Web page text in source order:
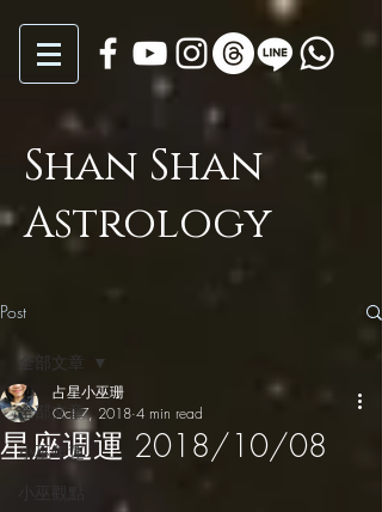
Shan Shan
Astrology
Post
全部文章
小巫年運
全部文章
星座週運 2018/10/08
占星小巫珊
Oct 7, 2018 4 min read